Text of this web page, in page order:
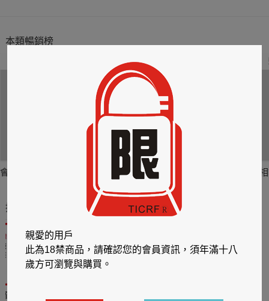
本類暢銷榜
會長島耕作(08) 會長島耕作(11)
交…卻被趁勢滑了
進來2
推薦你買好東西
親愛的用戶
此為18禁商品，請確認您的會員資訊，須年滿十八
歲方可瀏覽與購買。